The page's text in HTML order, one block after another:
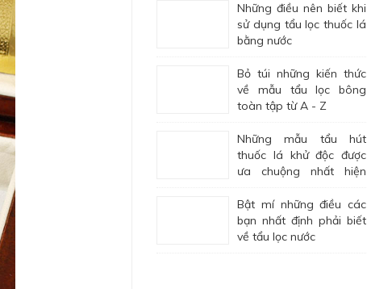
Những điều nên biết khi
sử dụng tẩu lọc thuốc lá
bằng nước
Bỏ túi những kiến thức
về mẫu tẩu lọc bông
toàn tập từ A - Z
Những mẫu tẩu hút
thuốc lá khử độc được
ưa chuộng nhất hiện
Bật mí những điều các
bạn nhất định phải biết
về tẩu lọc nước